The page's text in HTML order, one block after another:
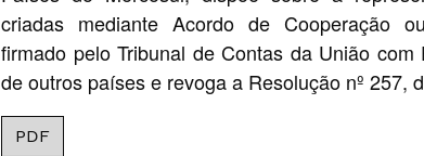
criadas mediante Acordo de Cooperação
firmado pelo Tribunal de Contas da União
de outros países e revoga a Resolução nº 257,
PDF